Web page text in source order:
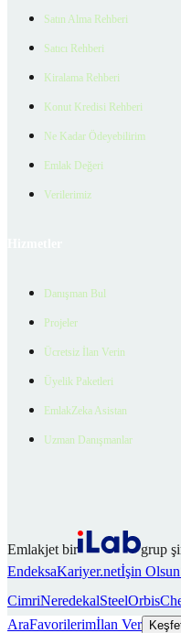
Satın Alma Rehberi
Satıcı Rehberi
Kiralama Rehberi
Konut Kredisi Rehberi
Ne Kadar Ödeyebilirim
Emlak Değeri
Verilerimiz
Danışman Bul
Projeler
Ücretsiz İlan Verin
Üyelik Paketleri
EmlakZeka Asistan
Uzman Danışmanlar
Emlakjet bir
grup
EndeksaKariyer.netİşin Olsun
CimriNeredekalSteelOrbis
AraFavorilerimİlan Ver